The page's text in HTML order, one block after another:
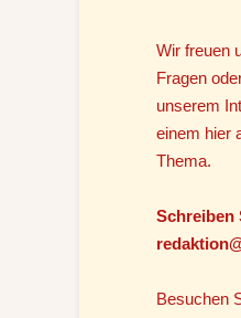
Wir freuen
Fragen
unserem
einem hier
Thema.
Schreiben
r
Besuchen